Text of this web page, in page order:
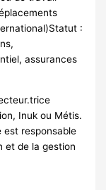
:
assurances
Inuk ou Métis.
est responsable
et de la gestion